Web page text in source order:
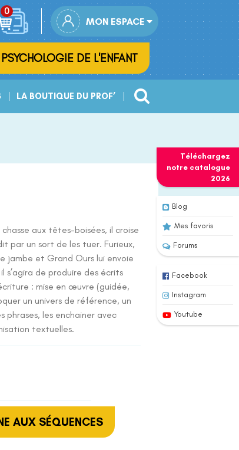
Téléchargez
notre catalogue
2026
Blog
Mes favoris
Forums
Facebook
Instagram
Youtube
MON ESPACE
PSYCHOLOGIE DE L'ENFANT
LA BOUTIQUE DU PROF’
aux têtes-boisées, il croise
par un sort de les tuer. Furieux,
jambe et Grand Ours lui envoie
s’agira de produire des écrits
: mise en œuvre (guidée,
un univers de référence, un
phrases, les enchainer avec
textuelles.
AUX SÉQUENCES